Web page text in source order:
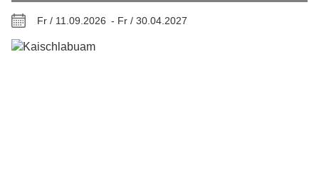
Fr / 11.09.2026 - Fr / 30.04.2027